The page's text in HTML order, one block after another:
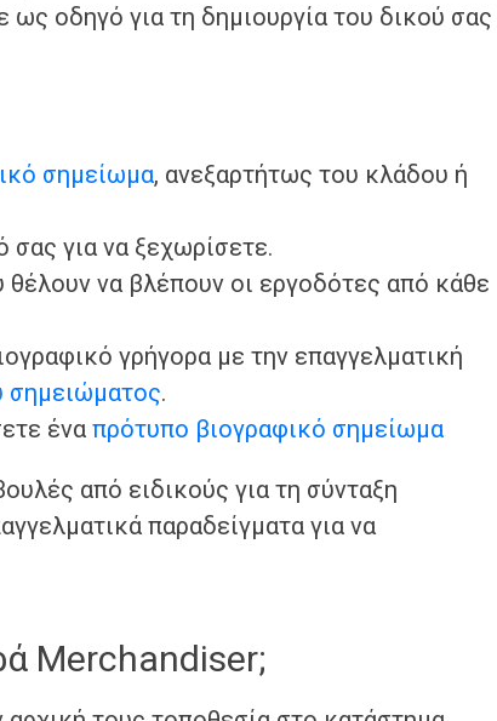
ως οδηγό για τη δημιουργία του δικού σας
σημείωμα, ανεξαρτήτως του κλάδου ή
σας για να ξεχωρίσετε.
θέλουν να βλέπουν οι εργοδότες από κάθε
γρήγορα με την επαγγελματική
σημειώματος.
έναπρότυπο βιογραφικό σημείωμα
από ειδικούς για τη σύνταξη
παραδείγματα για να
Merchandiser;